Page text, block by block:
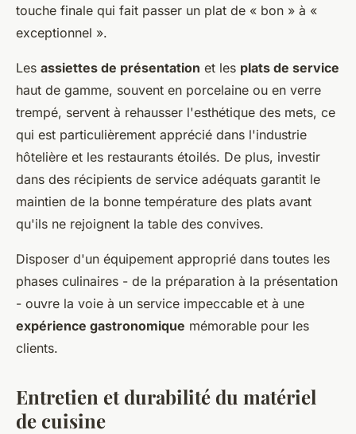
touche finale qui fait passer un plat de « bon » à «
exceptionnel ».
Les assiettes de présentation et les plats de service
haut de gamme, souvent en porcelaine ou en verre
trempé, servent à rehausser l'esthétique des mets, ce
qui est particulièrement apprécié dans l'industrie
hôtelière et les restaurants étoilés. De plus, investir
dans des récipients de service adéquats garantit le
maintien de la bonne température des plats avant
qu'ils ne rejoignent la table des convives.
Disposer d'un équipement approprié dans toutes les
phases culinaires - de la préparation à la présentation
- ouvre la voie à un service impeccable et à une
expérience gastronomique mémorable pour les
clients.
Entretien et durabilité du matériel
de cuisine